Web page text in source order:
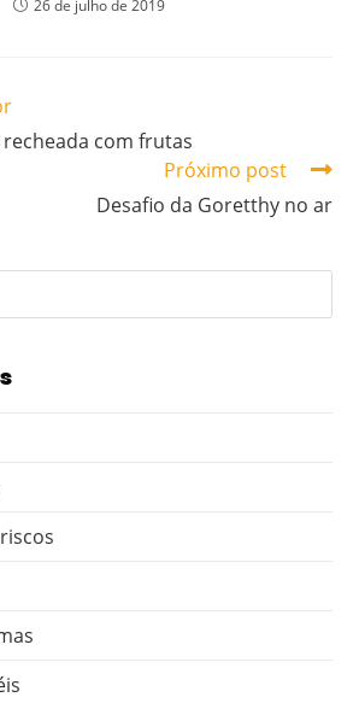
26 de julho de 2019
com frutas
Próximo post
Desafio da Goretthy no ar